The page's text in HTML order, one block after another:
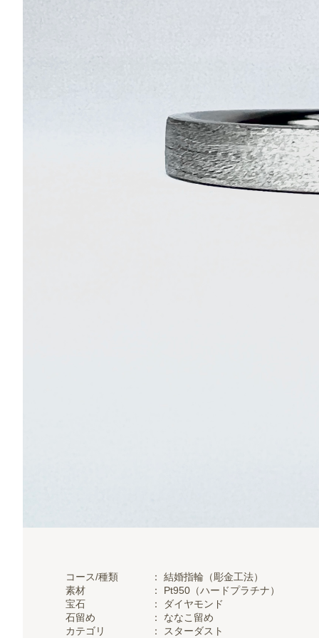
コース/種類
： 結婚指輪（彫金工法）
素材
： Pt950（ハードプラチナ）
宝石
：
ダイヤモンド
石留め
： ななこ留め
カテゴリ
： スターダスト